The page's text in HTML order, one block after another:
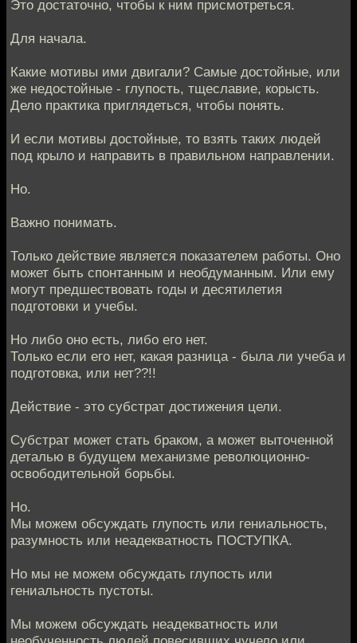
Это достаточно, чтобы к ним присмотреться.
Для начала.
Какие мотивы ими двигали? Самые достойные, или
же недостойные - глупость, тщеславие, корысть.
Дело практика приглядеться, чтобы понять.
И если мотивы достойные, то взять таких людей
под крыло и направить в правильном направлении.
Но.
Важно понимать.
Только действие является показателем работы. Оно
может быть спонтанным и необдуманным. Или ему
могут предшествовать годы и десятилетия
подготовки и учебы.
Но либо оно есть, либо его нет.
Только если его нет, какая разница - была ли учеба и
подготовка, или нет??!!
Действие - это субстрат достижения цели.
Субстрат может стать браком, а может выточенной
деталью в будущем механизме революционно-
освободительной борьбы.
Но.
Мы можем обсуждать глупость или гениальность,
разумность или неадекватность ПОСТУПКА.
Но мы не можем обсуждать глупость или
гениальность пустоты.
Мы можем обсуждать неадекватность или